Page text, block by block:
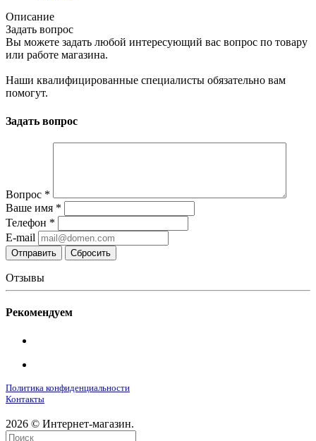
Описание
Задать вопрос
Вы можете задать любой интересующий вас вопрос по товару
или работе магазина.
Наши квалифицированные специалисты обязательно вам
помогут.
Задать вопрос
Вопрос *
Ваше имя *
Телефон *
E-mail
Сбросить
Отзывы
Рекомендуем
Политика конфиденциальности
Контакты
2026 © Интернет-магазин.